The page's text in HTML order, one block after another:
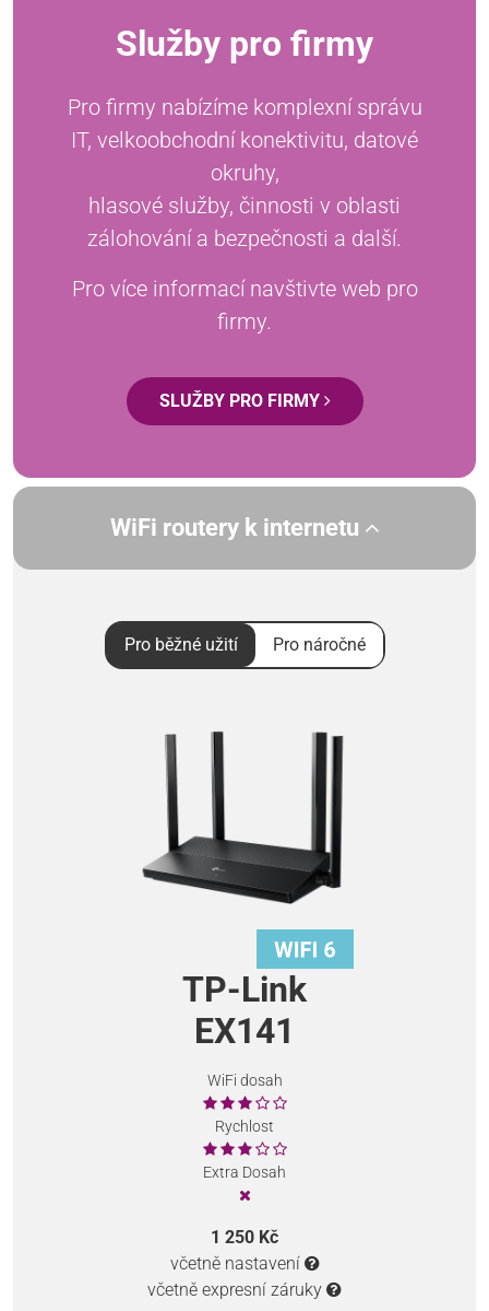
Služby pro firmy
Pro firmy nabízíme komplexní správu
IT, velkoobchodní konektivitu, datové
okruhy,
hlasové služby, činnosti v oblasti
zálohování a bezpečnosti a další.
Pro více informací navštivte web pro
firmy.
SLUŽBY PRO FIRMY
WiFi routery k internetu
Pro běžné užití Pro náročné
TP-Link
EX141
WiFi dosah
Rychlost
Extra Dosah
1 250 Kč
včetně nastavení
včetně expresní záruky